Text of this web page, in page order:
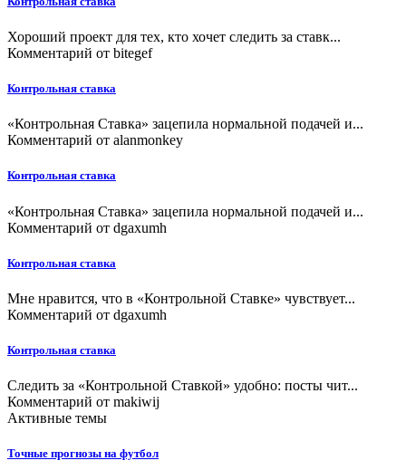
Хороший проект для тех, кто хочет следить за ставк...
Комментарий от bitegef
Контрольная ставка
«Контрольная Ставка» зацепила нормальной подачей и...
Комментарий от alanmonkey
Контрольная ставка
«Контрольная Ставка» зацепила нормальной подачей и...
Комментарий от dgaxumh
Контрольная ставка
Мне нравится, что в «Контрольной Ставке» чувствует...
Комментарий от dgaxumh
Контрольная ставка
Следить за «Контрольной Ставкой» удобно: посты чит...
Комментарий от makiwij
Активные темы
Точные прогнозы на футбол